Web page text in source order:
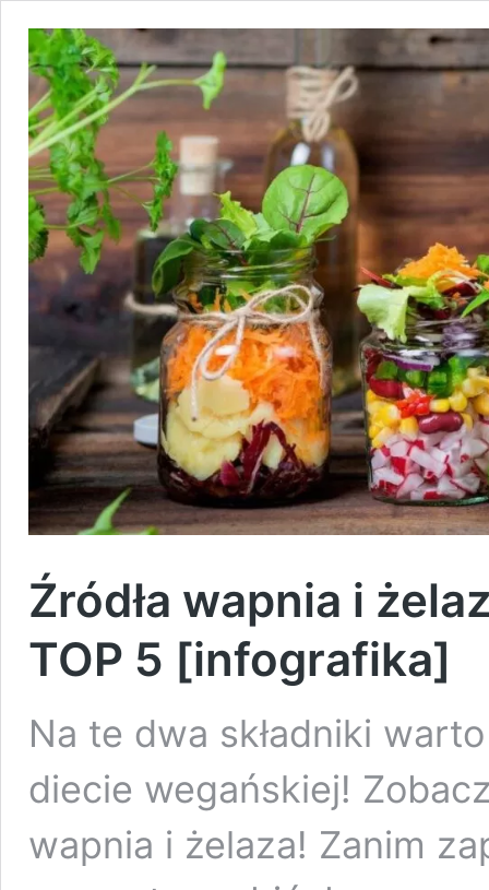
Źródła wapnia i
TOP 5 [infografika]
Na te dwa składniki
diecie wegańskiej!
wapnia i żelaza! Zanim